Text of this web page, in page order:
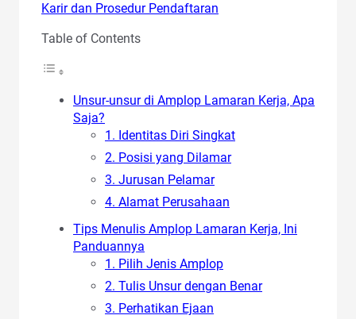
Karir dan Prosedur Pendaftaran
Table of Contents
Unsur-unsur di Amplop Lamaran Kerja, Apa
Saja?
1. Identitas Diri Singkat
2. Posisi yang Dilamar
3. Jurusan Pelamar
4. Alamat Perusahaan
Tips Menulis Amplop Lamaran Kerja, Ini
Panduannya
1. Pilih Jenis Amplop
2. Tulis Unsur dengan Benar
3. Perhatikan Ejaan